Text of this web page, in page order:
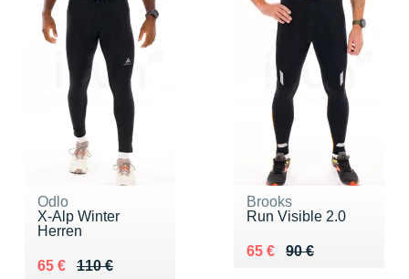
Odlo
X-Alp Winter
Herren
110 €
Au lieu de 110 €
65 €
Vendu 65 €
Brooks
Run Visible 2.0
90 €
Au lieu de 90 €
65 €
Vendu 65 €